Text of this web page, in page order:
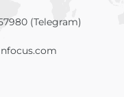
(Telegram)